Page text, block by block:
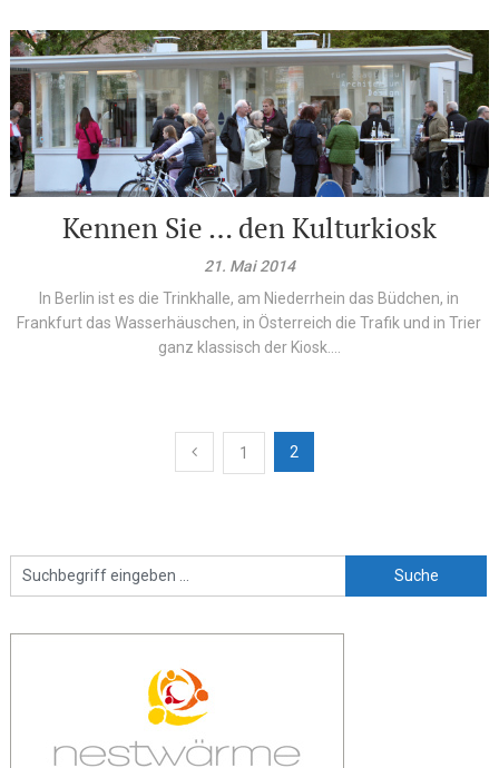
Kennen Sie … den Kulturkiosk
21. Mai 2014
In Berlin ist es die Trinkhalle, am Niederrhein das Büdchen, in
Frankfurt das Wasserhäuschen, in Österreich die Trafik und in Trier
ganz klassisch der Kiosk....
Beitragsnavigation
1 2